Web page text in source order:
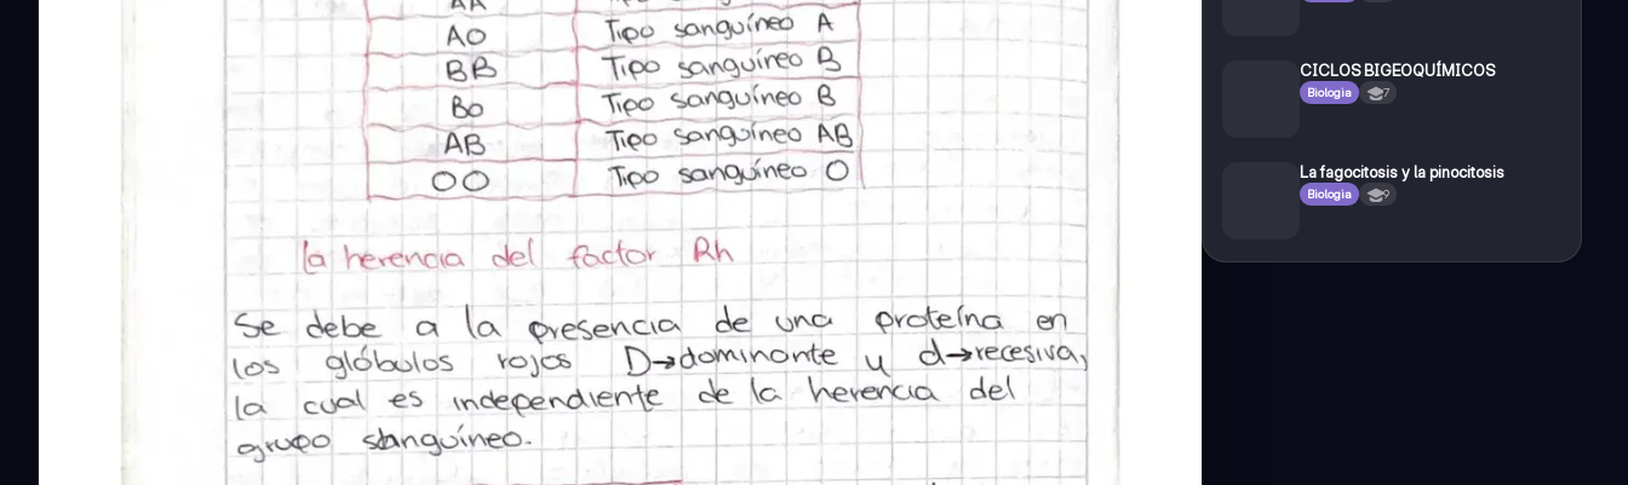
CICLOS BIGEOQUÍMICOS
Biologia 7
La fagocitosis y la pinocitosis
Biologia 9